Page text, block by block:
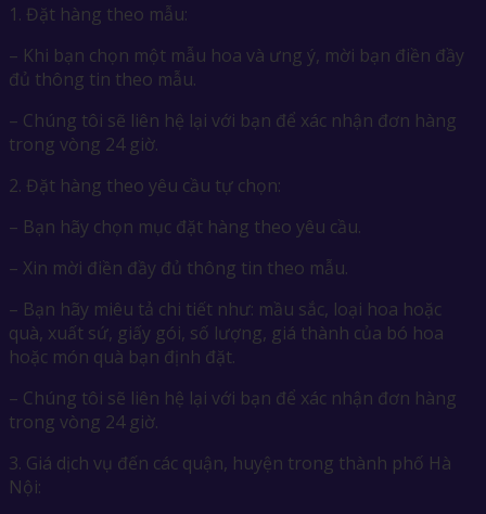
1. Đặt hàng theo mẫu:
– Khi bạn chọn một mẫu hoa và ưng ý, mời bạn điền đầy
đủ thông tin theo mẫu.
– Chúng tôi sẽ liên hệ lại với bạn để xác nhận đơn hàng
trong vòng 24 giờ.
2. Đặt hàng theo yêu cầu tự chọn:
– Bạn hãy chọn mục đặt hàng theo yêu cầu.
– Xin mời điền đầy đủ thông tin theo mẫu.
– Bạn hãy miêu tả chi tiết như: mầu sắc, loại hoa hoặc
quà, xuất sứ, giấy gói, số lượng, giá thành của bó hoa
hoặc món quà bạn định đặt.
– Chúng tôi sẽ liên hệ lại với bạn để xác nhận đơn hàng
trong vòng 24 giờ.
3. Giá dịch vụ đến các quận, huyện trong thành phố Hà
Nội: